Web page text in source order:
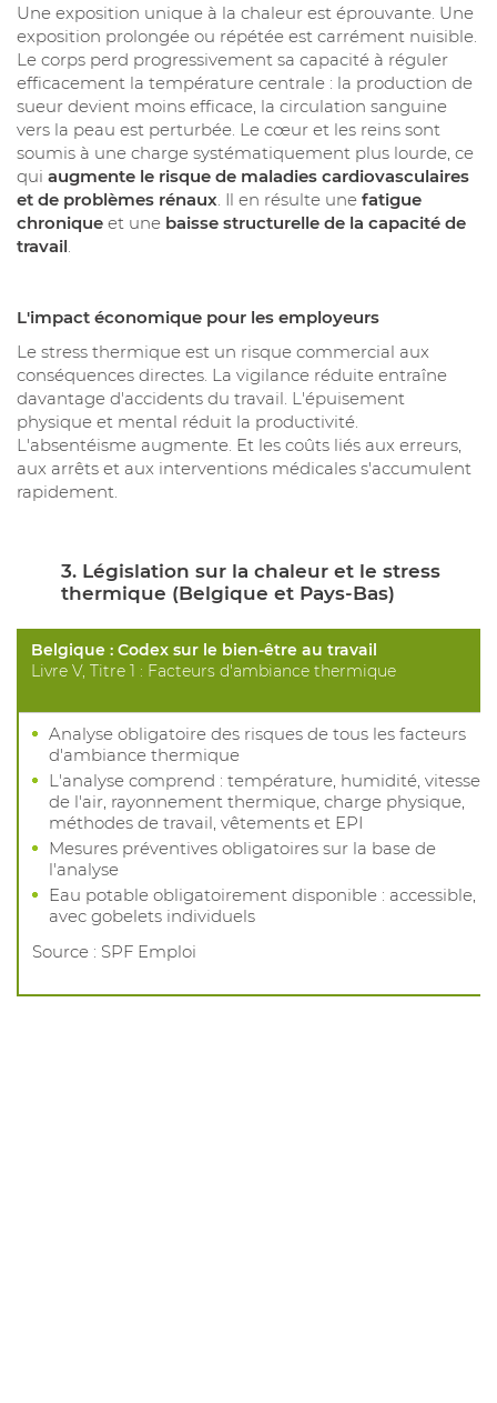
Une exposition unique à la chaleur est éprouvante. Une
exposition prolongée ou répétée est carrément nuisible.
Le corps perd progressivement sa capacité à réguler
efficacement la température centrale : la production de
sueur devient moins efficace, la circulation sanguine
vers la peau est perturbée. Le cœur et les reins sont
soumis à une charge systématiquement plus lourde, ce
qui augmente le risque de maladies cardiovasculaires
et de problèmes rénaux. Il en résulte une fatigue
chronique et une baisse structurelle de la capacité de
travail.
L'impact économique pour les employeurs
Le stress thermique est un risque commercial aux
conséquences directes. La vigilance réduite entraîne
davantage d'accidents du travail. L'épuisement
physique et mental réduit la productivité.
L'absentéisme augmente. Et les coûts liés aux erreurs,
aux arrêts et aux interventions médicales s'accumulent
rapidement.
3. Législation sur la chaleur et le stress
thermique (Belgique et Pays-Bas)
Belgique : Codex sur le bien-être au travail
Livre V, Titre 1 : Facteurs d'ambiance thermique
Analyse obligatoire des risques de tous les facteurs
d'ambiance thermique
L'analyse comprend : température, humidité, vitesse
de l'air, rayonnement thermique, charge physique,
méthodes de travail, vêtements et EPI
Mesures préventives obligatoires sur la base de
l'analyse
Eau potable obligatoirement disponible : accessible,
avec gobelets individuels
Source : SPF Emploi